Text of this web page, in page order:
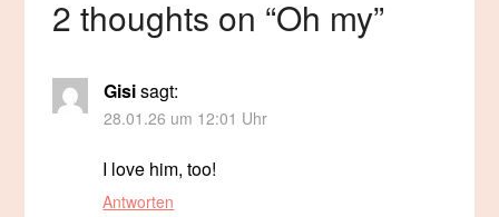
2 thoughts on “Oh my”
Gisisagt:
28.01.26 um 12:01 Uhr
I love him, too!
Antworten